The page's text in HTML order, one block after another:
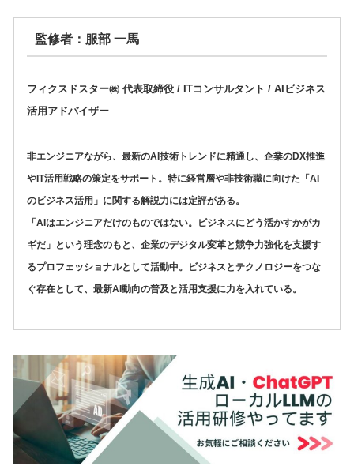
監修者：服部 一馬
フィクスドスター㈱ 代表取締役 / ITコンサルタント / AIビジネス
活用アドバイザー
非エンジニアながら、最新のAI技術トレンドに精通し、企業のDX推進
やIT活用戦略の策定をサポート。特に経営層や非技術職に向けた「AI
のビジネス活用」に関する解説力には定評がある。
「AIはエンジニアだけのものではない。ビジネスにどう活かすかがカ
ギだ」という理念のもと、企業のデジタル変革と競争力強化を支援す
るプロフェッショナルとして活動中。ビジネスとテクノロジーをつな
ぐ存在として、最新AI動向の普及と活用支援に力を入れている。